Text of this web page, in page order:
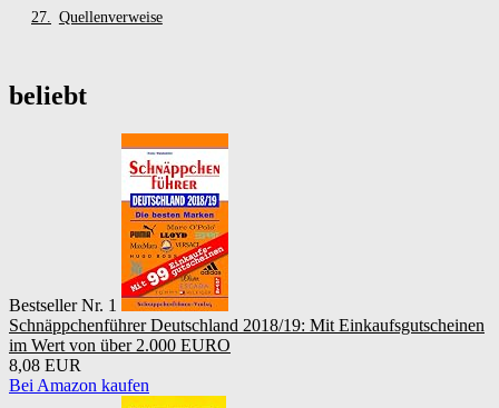
Quellenverweise
beliebt
Bestseller Nr. 1
Schnäppchenführer Deutschland 2018/19: Mit Einkaufsgutscheinen
im Wert von über 2.000 EURO
8,08 EUR
Bei Amazon kaufen